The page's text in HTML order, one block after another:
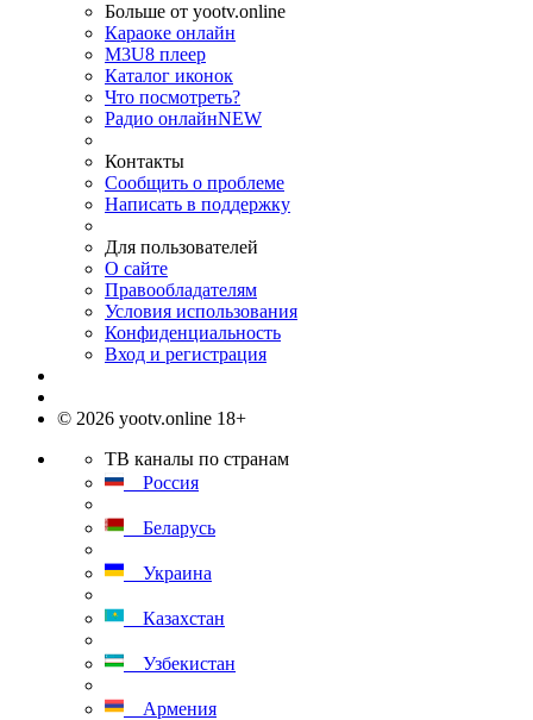
Больше от yootv.online
Караоке онлайн
M3U8 плеер
Каталог иконок
Что посмотреть?
Радио онлайнNEW
Контакты
Сообщить о проблеме
Написать в поддержку
Для пользователей
О сайте
Правообладателям
Условия использования
Конфиденциальность
Вход и регистрация
© 2026 yootv.online 18+
ТВ каналы по странам
Россия
Беларусь
Украина
Казахстан
Узбекистан
Армения